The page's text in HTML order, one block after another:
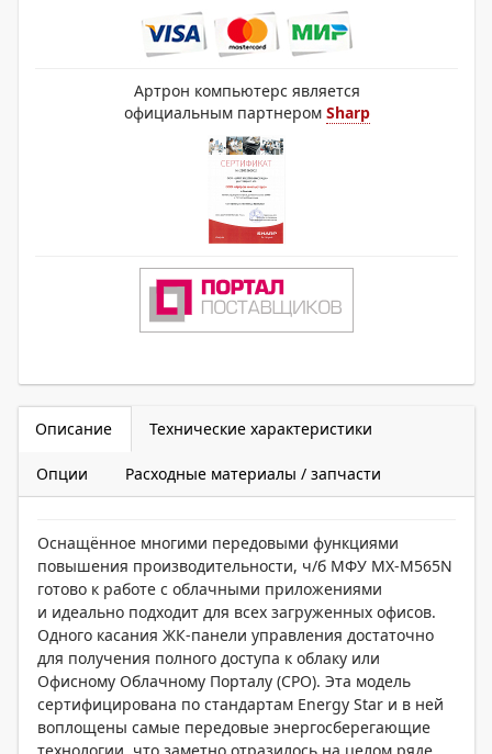
Артрон компьютерс является
официальным партнером Sharp
Описание Технические характеристики
Опции Расходные материалы / запчасти
Оснащённое многими передовыми функциями
повышения производительности, ч/б МФУ МХ-M565N
готово к работе с облачными приложениями
и идеально подходит для всех загруженных офисов.
Одного касания ЖК-панели управления достаточно
для получения полного доступа к облаку или
Офисному Облачному Порталу (CPO). Эта модель
сертифицирована по стандартам Energy Star и в ней
воплощены самые передовые энергосберегающие